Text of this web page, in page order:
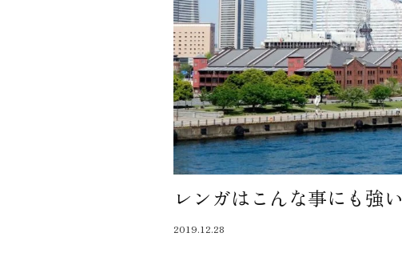
レンガはこんな事にも強い
2019.12.28